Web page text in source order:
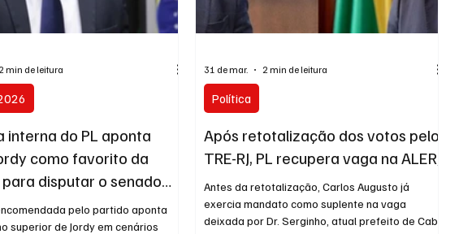
2º TURNO
interna do PL aponta
como favorito da
disputar o senado
pelo partido aponta
superior de Jordy em cenários
min de leitura
Após retotalização dos votos pelo
TRE-RJ, PL recupera vaga na ALERJ
Antes da retotalização, Carlos Augusto já
exercia mandato como suplente na vaga
deixada por Dr. Serginho, atual prefeito de Cabo
Política
31 de mar. 2 min de leitura